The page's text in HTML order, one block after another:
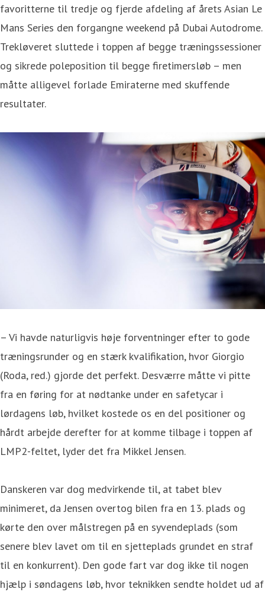
favoritterne til tredje og fjerde afdeling af årets Asian Le
Mans Series den forgangne weekend på Dubai Autodrome.
Trekløveret sluttede i toppen af begge træningssessioner
og sikrede poleposition til begge firetimersløb – men
måtte alligevel forlade Emiraterne med skuffende
resultater.
– Vi havde naturligvis høje forventninger efter to gode
træningsrunder og en stærk kvalifikation, hvor Giorgio
(Roda, red.) gjorde det perfekt. Desværre måtte vi pitte
fra en føring for at nødtanke under en safetycar i
lørdagens løb, hvilket kostede os en del positioner og
hårdt arbejde derefter for at komme tilbage i toppen af
LMP2-feltet, lyder det fra Mikkel Jensen.
Danskeren var dog medvirkende til, at tabet blev
minimeret, da Jensen overtog bilen fra en 13. plads og
kørte den over målstregen på en syvendeplads (som
senere blev lavet om til en sjetteplads grundet en straf
til en konkurrent). Den gode fart var dog ikke til nogen
hjælp i søndagens løb, hvor teknikken sendte holdet ud af